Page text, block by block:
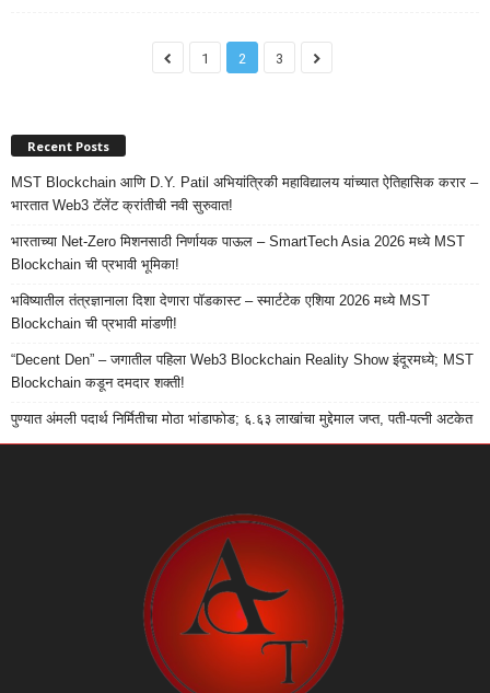
1 2 3
Recent Posts
MST Blockchain आणि D.Y. Patil अभियांत्रिकी महाविद्यालय यांच्यात ऐतिहासिक करार –
भारतात Web3 टॅलेंट क्रांतीची नवी सुरुवात!
भारताच्या Net-Zero मिशनसाठी निर्णायक पाऊल – SmartTech Asia 2026 मध्ये MST
Blockchain ची प्रभावी भूमिका!
भविष्यातील तंत्रज्ञानाला दिशा देणारा पॉडकास्ट – स्मार्टटेक एशिया 2026 मध्ये MST
Blockchain ची प्रभावी मांडणी!
“Decent Den” – जगातील पहिला Web3 Blockchain Reality Show इंदूरमध्ये; MST
Blockchain कडून दमदार शक्ती!
पुण्यात अंमली पदार्थ निर्मितीचा मोठा भांडाफोड; ६.६३ लाखांचा मुद्देमाल जप्त, पती-पत्नी अटकेत